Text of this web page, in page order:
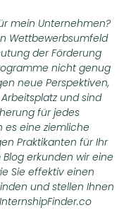
mein Unternehmen?
Wettbewerbsumfeld
der Förderung
nicht genug
neue Perspektiven,
und sind
für jedes
es eine ziemliche
Praktikanten für Ihr
erkunden wir eine
Sie effektiv einen
und stellen Ihnen